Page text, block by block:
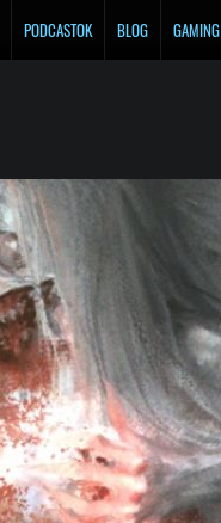
PODCASTOK BLOG GAMING